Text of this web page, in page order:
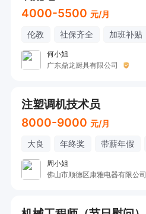
4000-5500 元/月
伦教 社保齐全 加班补贴
何小姐
广东鼎龙厨具有限公司
注塑调机技术员
8000-9000 元/月
大良 年终奖 带薪年假
周小姐
佛山市顺德区康雅电器有限公司